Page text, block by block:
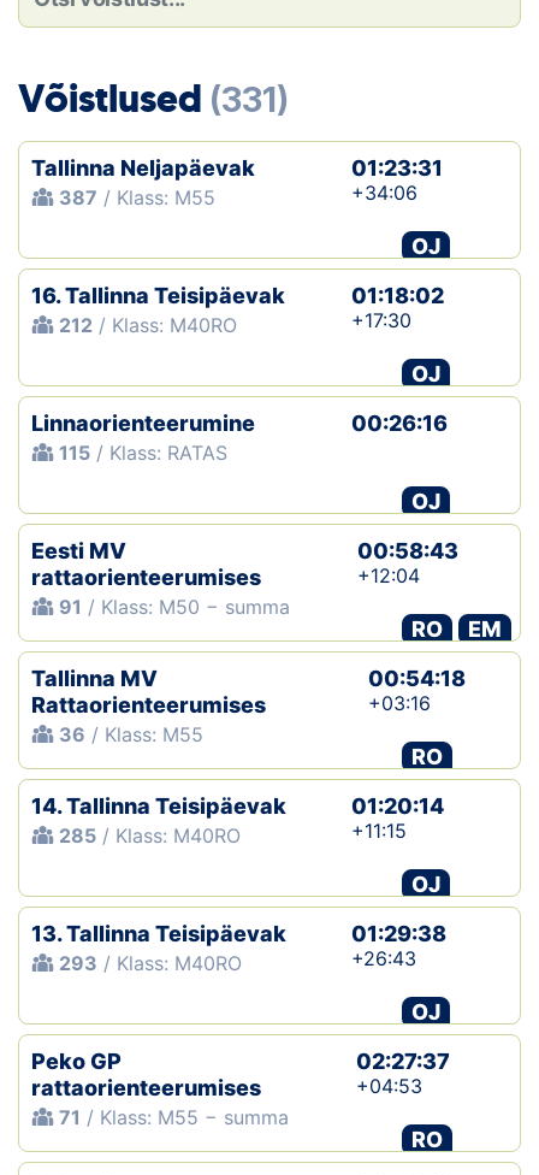
EOL
Galerii
Kaardid
Kalender
Koondised
Tule klubisse!
Dokumendid
Suletud maastikud
Püsirajad
Ajalugu
Koolitused
OTSI
Võistlused (331)
Tallinna Neljapäevak
387 / Klass: M55
01:23:31
+34:06
OJ
16. Tallinna Teisipäevak
212 / Klass: M40RO
01:18:02
+17:30
OJ
Linnaorienteerumine
115 / Klass: RATAS
00:26:16
OJ
Eesti MV
rattaorienteerumises
91 / Klass: M50 − summa
00:58:43
+12:04
RO
EM
Tallinna MV
Rattaorienteerumises
36 / Klass: M55
00:54:18
+03:16
RO
14. Tallinna Teisipäevak
285 / Klass: M40RO
01:20:14
+11:15
OJ
13. Tallinna Teisipäevak
293 / Klass: M40RO
01:29:38
+26:43
OJ
Peko GP
rattaorienteerumises
71 / Klass: M55 − summa
02:27:37
+04:53
RO